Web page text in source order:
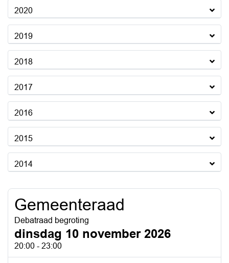
2020
2019
2018
2017
2016
2015
2014
Gemeenteraad
Debatraad begroting
dinsdag 10 november 2026
20:00 - 23:00